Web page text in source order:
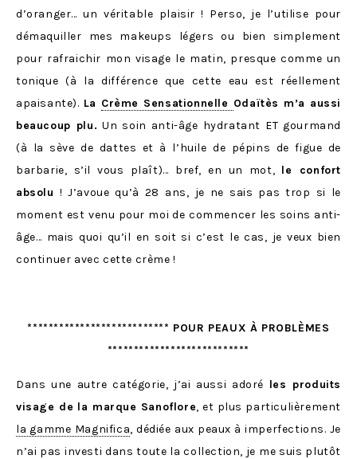
d’oranger… un véritable plaisir ! Perso, je l’utilise pour
démaquiller mes makeups légers ou bien simplement
pour rafraichir mon visage le matin, presque comme un
tonique (à la différence que cette eau est réellement
apaisante). La Crème Sensationnelle Odaïtès m’a aussi
beaucoup plu. Un soin anti-âge hydratant ET gourmand
(à la sève de dattes et à l’huile de pépins de figue de
barbarie, s’il vous plaît)… bref, en un mot, le confort
absolu ! J’avoue qu’à 28 ans, je ne sais pas trop si le
moment est venu pour moi de commencer les soins anti-
âge… mais quoi qu’il en soit si c’est le cas, je veux bien
continuer avec cette crème !
*************************** POUR PEAUX À PROBLÈMES
***************************
Dans une autre catégorie, j’ai aussi adoré les produits
visage de la marque Sanoflore, et plus particulièrement
la gamme Magnifica, dédiée aux peaux à imperfections. Je
n’ai pas investi dans toute la collection, je me suis plutôt